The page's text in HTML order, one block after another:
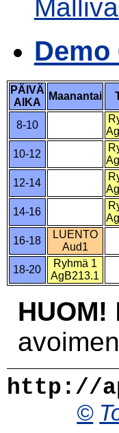
Demo
PÄIVÄ
AIKA
Maanantai
8-10
10-12
12-14
14-16
16-18
LUENTO
Aud1
18-20
Ryhmä 1
AgB213.1
HUOM!
http://
©